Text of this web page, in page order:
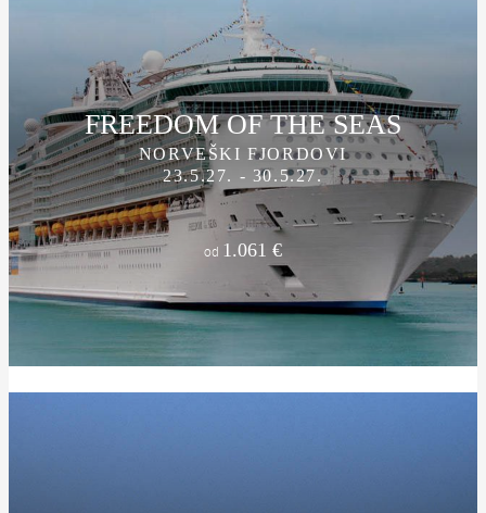
FREEDOM OF THE SEAS
NORVEŠKI FJORDOVI
23.5.27. - 30.5.27.
od 1.061 €